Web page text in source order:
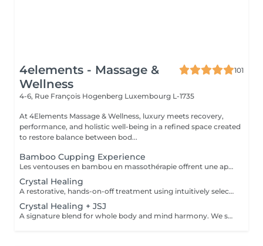
4elements - Massage &
Wellness
101
4-6, Rue François Hogenberg Luxembourg L-1735
At 4Elements Massage & Wellness, luxury meets recovery,
performance, and holistic well-being in a refined space created
to restore balance between bod...
Bamboo Cupping Experience
Les ventouses en bambou en massothérapie offrent une approche naturelle, douce et non invasive pour le soin du corps Elles agissent en profondeur tout en respectant les tissus, sans provoquer de douleur ni de marques. Bienfaits principaux : Stimulent la microcirculation sanguine et améliorent l'oxygénation des tissus Favorisent la récupération musculaire et réduisent les tensions, notamment au niveau du dos et de la nuque Produisent un effet de drainage lymphatique, aidant à diminuer les dèmes Améliorent la tonicité et l'élasticité de la peau Induisent une relaxation profonde, bénéfique en cas de stress Grâce aux propriétés naturelles du bambou, le massage se caractérise par un glissement fluide et une pression maîtrisée, garantissant un soin confortable et non traumatique. Contre-indications : Affections cutanées inflammatoires, varices, hypertension artérielle sévère, fragilité vasculaire.
Crystal Healing
A restorative, hands-on-off treatment using intuitively selected crystals placed on and around the body. - A 20 minute phone call before the session to explore your goals and tailor your plan - A personalized Crystal body layout (and intention focused grids if needed) - Chakra balancing to realign and stabilize your energy centers - Energy field cleansing (aura sweep, grounding, and sealing) - Yin-Yang harmonization for overall energetic coherence - Aftercare suggestions Ideal for: stress relief, emotional balance, mental clarity, energetic reset. For questions and additional information, please contact claudia@4elements.lu
Crystal Healing + JSJ
A signature blend for whole body and mind harmony. We set your intention, select specific crystals, and apply JSJ flows that complement your needsperfect for layered support (physical, emotional, and subtle energy). For questions and additional information, please contact claudia@4elements.lu